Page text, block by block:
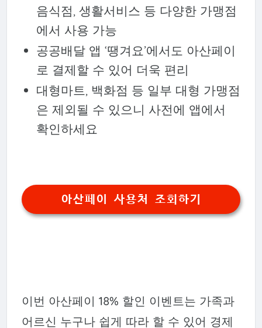
음식점, 생활서비스 등 다양한 가맹점
에서 사용 가능
공공배달 앱 ‘땡겨요’에서도 아산페이
로 결제할 수 있어 더욱 편리
대형마트, 백화점 등 일부 대형 가맹점
은 제외될 수 있으니 사전에 앱에서
확인하세요
아산페이 사용처 조회하기
이번 아산페이 18% 할인 이벤트는 가족과
어르신 누구나 쉽게 따라 할 수 있어 경제